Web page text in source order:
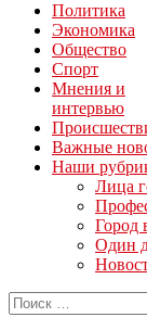
Политика
Экономика
Общество
Спорт
Мнения и
интервью
Важные
Наши
Лица
Город
Один